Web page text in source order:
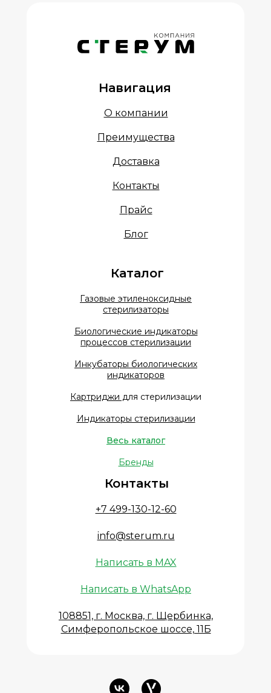
О компании
Преимущества
Доставка
Контакты
Прайс
Блог
+7 499-130-12-60
info@sterum.ru
Написать в MAX
Написать в WhatsApp
108851, г. Москва, г. Щербинка,
Симферопольское шоссе, 11Б
Навигация
Контакты
Каталог
Газовые этиленоксидные
стерилизаторы
Биологические индикаторы
процессов стерилизации
Инкубаторы биологических
индикаторов
Картриджи для стерилизации
Индикаторы стерилизации
Весь каталог
Бренды